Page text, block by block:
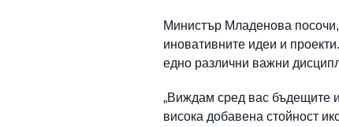
Министър Младенова посочи,
иновативните идеи и
едно различни важни
„Виждам сред вас бъдещите
висока добавена стойност